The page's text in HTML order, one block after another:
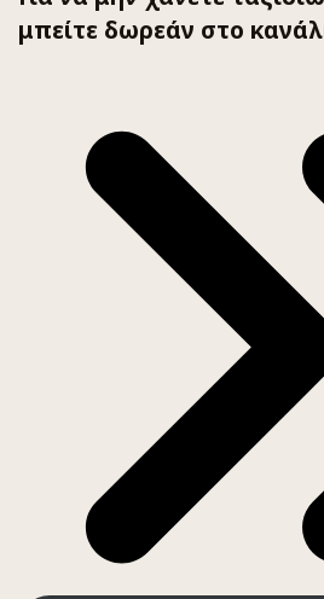
μπείτε δωρεάν στο